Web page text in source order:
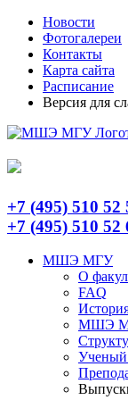
Skip
content
TelegramНовости
Фотогалереи
Контакты
Карта сайта
Расписание
Версия для
+7 (495) 510 52
+7 (495) 510 52
МШЭ МГУ
О
FAQ
МШЭ
Ученый